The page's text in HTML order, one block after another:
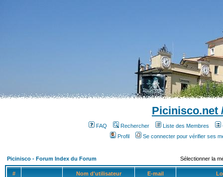
Picinisco.net
FAQ Rechercher Liste des Membres
Profil
Se connecter pour vérifier ses
Picinisco - Forum Index du Forum Sélectionner la
# Nom d'utilisateur E-mail